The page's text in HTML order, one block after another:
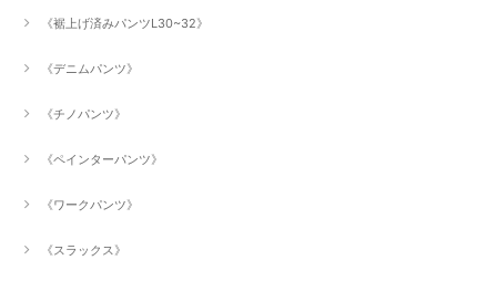
《裾上げ済みパンツL30~32》
《デニムパンツ》
《チノパンツ》
《ペインターパンツ》
《ワークパンツ》
《スラックス》